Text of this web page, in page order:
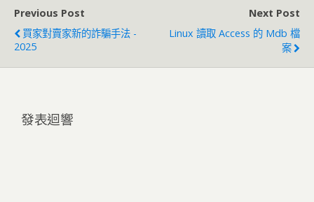
Previous Post
買家對賣家新的詐騙手法 -
2025
Next Post
Linux 讀取 Access 的 Mdb 檔
案
發表迴響